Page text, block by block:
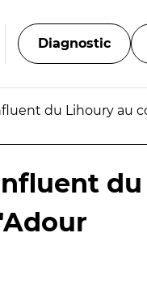
Diagnostic
du Lihoury au